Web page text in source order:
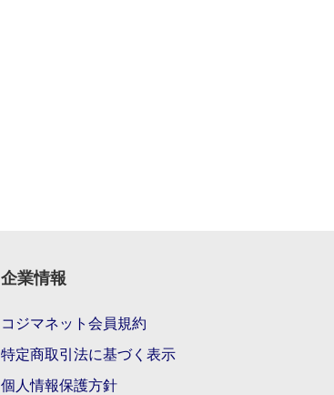
企業情報
コジマネット会員規約
特定商取引法に基づく表示
個人情報保護方針